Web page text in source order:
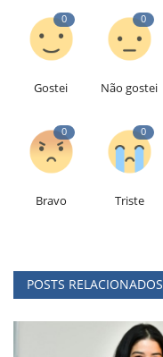
0
Gostei
0
Não gostei
0
Bravo
0
Triste
POSTS RELACIONADOS